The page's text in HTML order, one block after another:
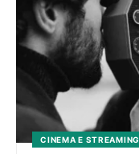
CINEMA E STREAMING